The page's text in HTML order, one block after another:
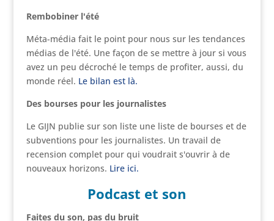
Rembobiner l'été
Méta-média fait le point pour nous sur les tendances
médias de l'été. Une façon de se mettre à jour si vous
avez un peu décroché le temps de profiter, aussi, du
monde réel. Le bilan est là.
Des bourses pour les journalistes
Le GIJN publie sur son liste une liste de bourses et de
subventions pour les journalistes. Un travail de
recension complet pour qui voudrait s'ouvrir à de
nouveaux horizons. Lire ici.
Podcast et son
Faites du son, pas du bruit